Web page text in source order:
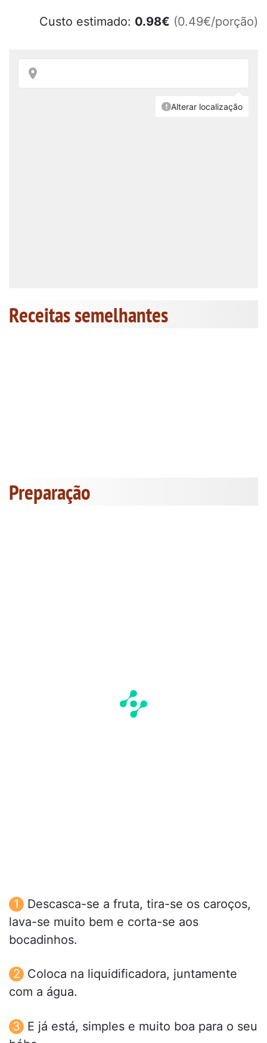
Custo estimado: 0.98€ (0.49€/porção)
Receitas semelhantes
Preparação
Descasca-se a fruta, tira-se os caroços,
lava-se muito bem e corta-se aos
bocadinhos.
Coloca na liquidificadora, juntamente
com a água.
E já está, simples e muito boa para o seu